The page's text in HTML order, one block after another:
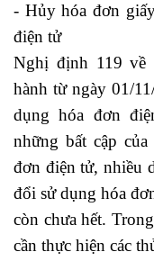
- Hủy hóa đơn
điện tử
Nghị định 119 về
hành từ ngày 01/
dụng hóa đơn
những bất cập
đơn điện tử, nhiều
đổi sử dụng hóa
còn chưa hết.
cần thực hiện các